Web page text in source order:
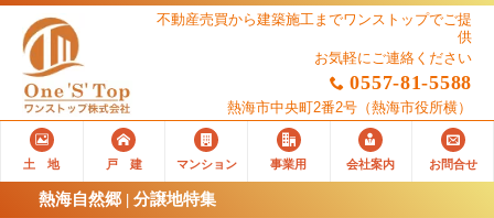
不動産売買から建築施工までワンストップでご提
供
お気軽にご連絡ください
0557-81-5588
熱海市中央町2番2号 （熱海市役所横）
土 地 戸 建 マンション 事業用 会社案内 お問合せ
熱海自然郷 | 分譲地特集